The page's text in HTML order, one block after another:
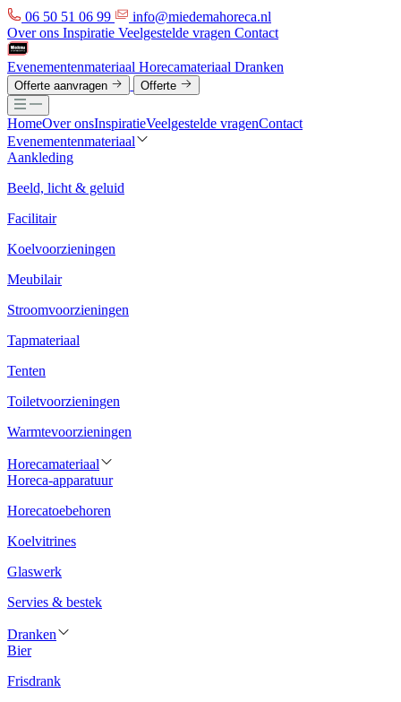
06 50 51 06 99
info@miedemahoreca.nl
Over ons Inspiratie Veelgestelde vragen Contact
Evenementenmateriaal Horecamateriaal Dranken
Offerte aanvragen Offerte
HomeOver onsInspiratieVeelgestelde vragenContact
Evenementenmateriaal
Aankleding
Beeld, licht & geluid
Facilitair
Koelvoorzieningen
Meubilair
Stroomvoorzieningen
Tapmateriaal
Tenten
Toiletvoorzieningen
Warmtevoorzieningen
Horecamateriaal
Horeca-apparatuur
Horecatoebehoren
Koelvitrines
Glaswerk
Servies & bestek
Dranken
Bier
Frisdrank